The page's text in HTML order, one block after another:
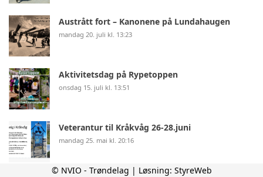
Austrått fort – Kanonene på Lundahaugen
mandag 20. juli kl. 13:23
Aktivitetsdag på Rypetoppen
onsdag 15. juli kl. 13:51
Veterantur til Kråkvåg 26-28.juni
mandag 25. mai kl. 20:16
© NVIO - Trøndelag | Løsning: StyreWeb